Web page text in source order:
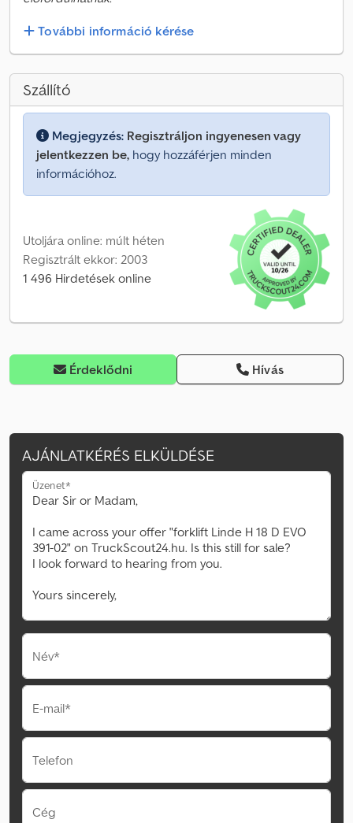
További információ kérése
Szállító
Megjegyzés: Regisztráljon ingyenesen vagy
jelentkezzen be, hogy hozzáférjen minden
információhoz.
Utoljára online: múlt héten
Regisztrált ekkor: 2003
1 496 Hirdetések online
Érdeklődni Hívás
AJÁNLATKÉRÉS ELKÜLDÉSE
Üzenet*
Név*
E-mail*
Telefon
Cég